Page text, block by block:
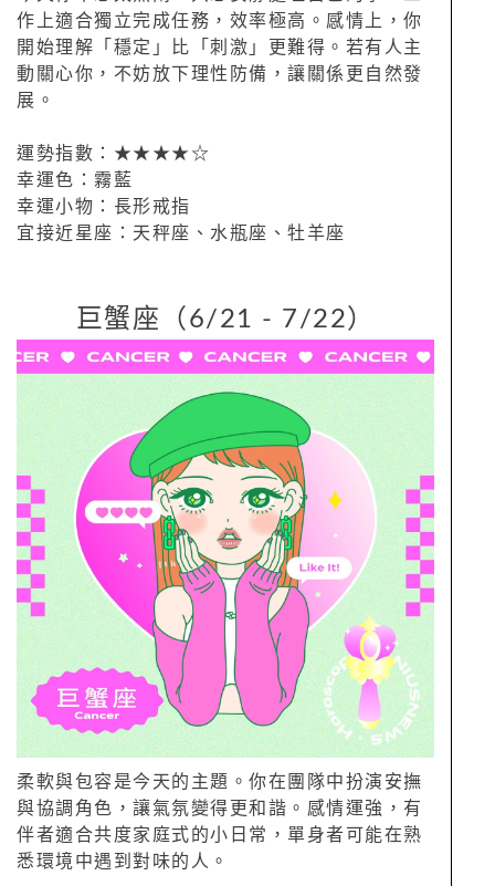
作上適合獨立完成任務，效率極高。感情上，你
開始理解「穩定」比「刺激」更難得。若有人主
動關心你，不妨放下理性防備，讓關係更自然發
展。
運勢指數：★★★★☆
幸運色：霧藍
幸運小物：長形戒指
宜接近星座：天秤座、水瓶座、牡羊座
巨蟹座（6/21 - 7/22）
柔軟與包容是今天的主題。你在團隊中扮演安撫
與協調角色，讓氣氛變得更和諧。感情運強，有
伴者適合共度家庭式的小日常，單身者可能在熟
悉環境中遇到對味的人。